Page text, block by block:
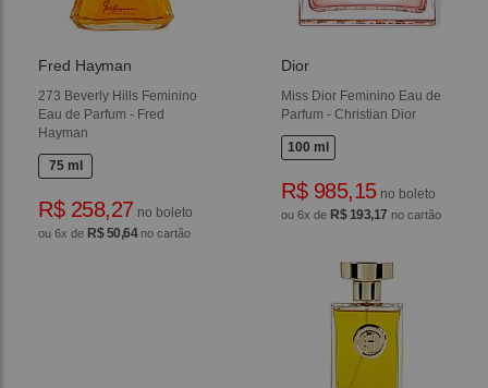
Fred Hayman
273 Beverly Hills Feminino
Eau de Parfum - Fred
Hayman
75 ml
R$ 258,27 no boleto
ou 6x de R$ 50,64no cartão
Dior
Miss Dior Feminino Eau de
Parfum - Christian Dior
100 ml
R$ 985,15no boleto
ou 6x de R$ 193,17 no cartão